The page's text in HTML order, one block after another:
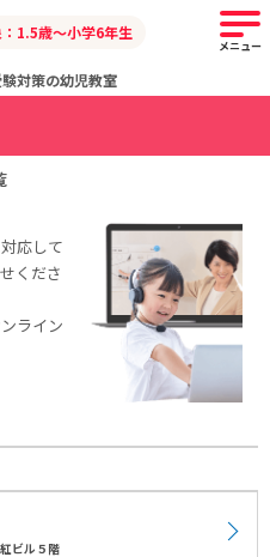
対策の幼児教室
1.5歳～小学6年生
メニュー
応して
くださ
ライン
ビル５階